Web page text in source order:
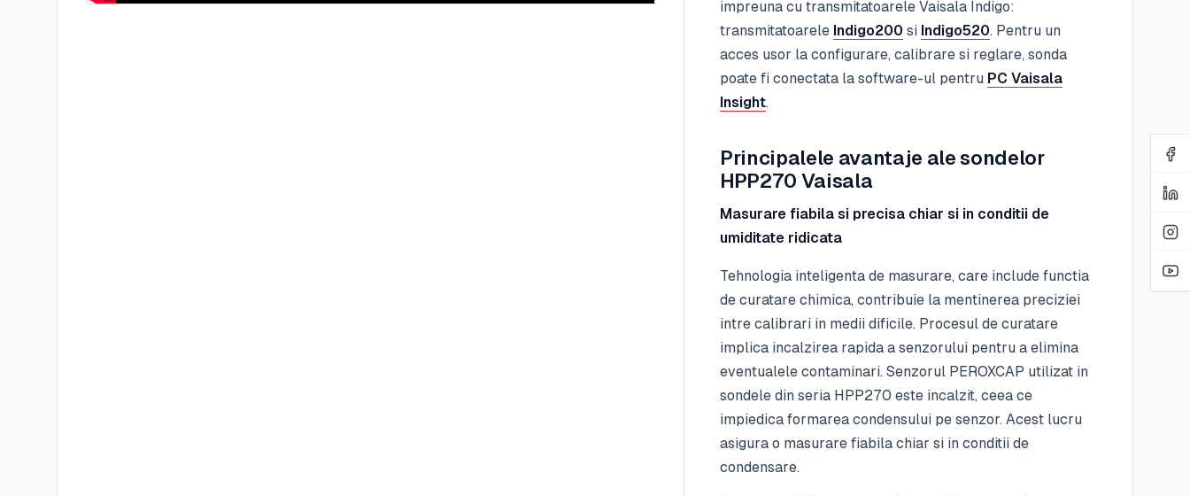
impreuna cu transmitatoarele Vaisala Indigo:
transmitatoarele Indigo200 si Indigo520. Pentru un
acces usor la configurare, calibrare si reglare, sonda
poate fi conectata la software-ul pentru PC Vaisala
Insight.
Principalele avantaje ale sondelor
HPP270 Vaisala
Masurare fiabila si precisa chiar si in conditii de
umiditate ridicata
Tehnologia inteligenta de masurare, care include functia
de curatare chimica, contribuie la mentinerea preciziei
intre calibrari in medii dificile. Procesul de curatare
implica incalzirea rapida a senzorului pentru a elimina
eventualele contaminari. Senzorul PEROXCAP utilizat in
sondele din seria HPP270 este incalzit, ceea ce
impiedica formarea condensului pe senzor. Acest lucru
asigura o masurare fiabila chiar si in conditii de
condensare.